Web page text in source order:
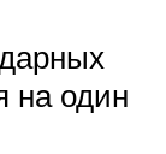
на один